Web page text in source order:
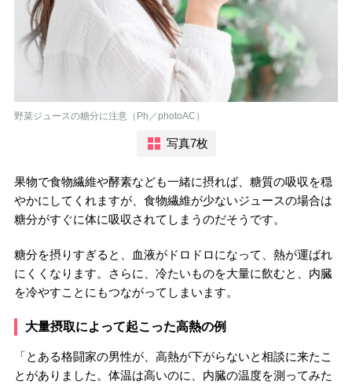
野菜ジュースの糖分に注意（Ph／photoAC）
写真7枚
果物で食物繊維や酵素なども一緒に摂れば、糖質の吸収を穏
やかにしてくれますが、食物繊維が少ないジュースの場合は
糖分がすぐに体に吸収されてしまうのだそうです。
糖分を摂りすぎると、血液がドロドロになって、熱が運ばれ
にくくなります。さらに、冷たいものを大量に飲むと、内臓
を冷やすことにもつながってしまいます。
大量摂取によって起こった高熱の例
「とある格闘家の男性が、高熱が下がらないと相談に来たこ
とがありました。体温は高いのに、内臓の温度を測ってみた